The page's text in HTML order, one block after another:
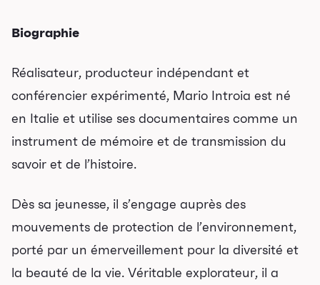
Programmation
Mises en vente
Promotions
Cartes-cadeaux
Abonnements 26-27
Biographie
Réalisateur, producteur indépendant et
conférencier expérimenté, Mario Introia est né
en Italie et utilise ses documentaires comme un
instrument de mémoire et de transmission du
savoir et de l’histoire.
Dès sa jeunesse, il s’engage auprès des
mouvements de protection de l’environnement,
porté par un émerveillement pour la diversité et
la beauté de la vie. Véritable explorateur, il a